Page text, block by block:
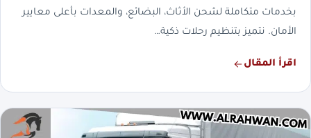
بخدمات متكاملة لشحن الأثاث، البضائع، والمعدات بأعلى معايير
الأمان. نتميز بتنظيم رحلات ذكية…
اقرأ المقال